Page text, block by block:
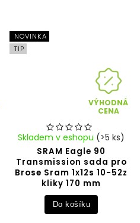
NOVINKA
TIP
VÝHODNÁ
CENA
SRAM Eagle 90
Transmission sada pro
Brose Sram 1x12s 10-52z
kliky 170 mm
Skladem v eshopu (>5 ks)
Do košíku